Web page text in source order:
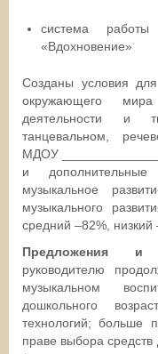
система
«Вдохновение»
Созданы условия
окружающего
деятельности и
танцевальном,
МДОУ
и
музыкальное
музыкального
средний –82%, низкий
Предложения и
руководителю
музыкальном
дошкольного
технологий; больше
праве выбора